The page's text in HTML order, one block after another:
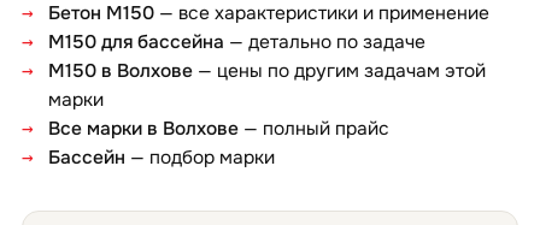
Бетон М150 — все характеристики и применение
М150 для бассейна — детально по задаче
М150 в Волхове — цены по другим задачам этой
марки
Все марки в Волхове — полный прайс
Бассейн — подбор марки